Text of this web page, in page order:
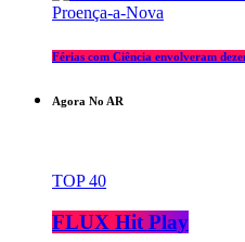
Férias com Ciência envolveram
Agora No AR
TOP 40
FLUX Hit Play